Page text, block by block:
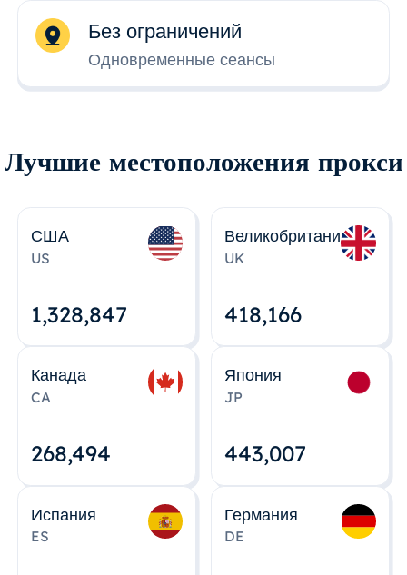
Без ограничений
Одновременные сеансы
Лучшие местоположения прокси
США
US
1,328,848
Великобритания
UK
418,167
Канада
CA
268,495
Япония
JP
443,008
Испания
ES
Германия
DE